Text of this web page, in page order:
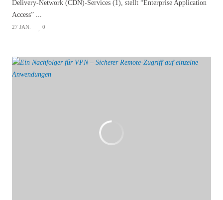
Delivery-Network (CDN)-Services (1), stellt “Enterprise Application
Access” ...
27 JAN. 0